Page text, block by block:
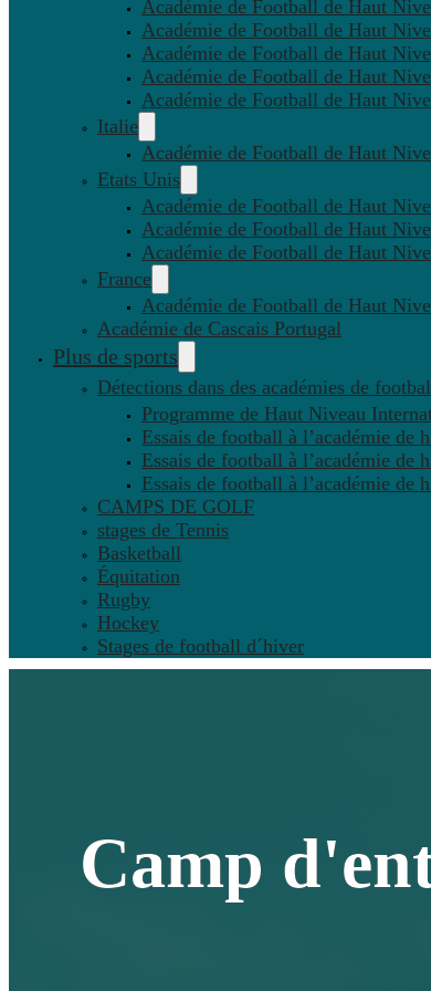
Académie de Football de Haut
Académie de Football de Haut
Académie de Football de Haut
Académie de Football de Haut
Académie de Football de Haut
Italie
Académie de Football de Haut
Etats Unis
Académie de Football de Haut
Académie de Football de Haut
Académie de Football de Haut
France
Académie de Football de Haut
Académie de Cascais Portugal
Plus de sports
Détections dans des académies de
Programme de Haut Niveau
Essais de football à l’académie de
Essais de football à l’académie de
Essais de football à l’académie de
CAMPS DE GOLF
stages de Tennis
Basketball
Équitation
Rugby
Hockey
Stages de football d´hiver
Camp